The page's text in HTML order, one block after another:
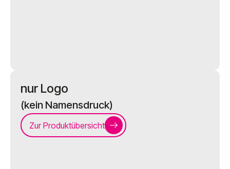
nur Logo
(kein Namensdruck)
Zur Produktübersicht